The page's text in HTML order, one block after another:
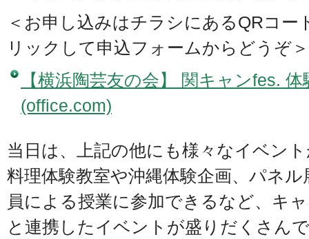
＜お申し込みはチラシにあるQRコー
リックして申込フォームからどうぞ＞
【横浜陶芸友の会】 関キャンfes.
(office.com)
当日は、上記の他にも様々なイベン
料理体験教室や沖縄体験企画、パネ
員による授業に参加できるなど、キ
と連携したイベントが盛りだくさん